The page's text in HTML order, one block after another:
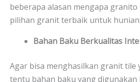
beberapa alasan mengapa granito
pilihan granit terbaik untuk hunian
Bahan Baku Berkualitas
Agar bisa menghasilkan granit tile
tentu bahan baku yang digunakan